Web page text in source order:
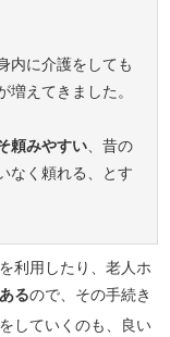
に介護をしても
増えてきました。
頼みやすい、昔の
なく頼れる、とす
利用したり、老人ホ
るので、その手続き
していくのも、良い